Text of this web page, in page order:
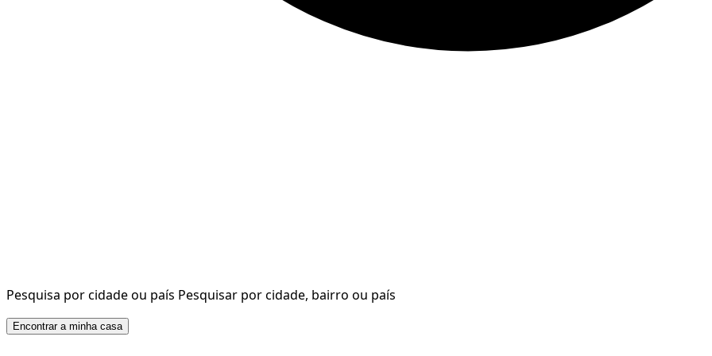
Pesquisa por cidade ou país Pesquisar por cidade, bairro ou país
Encontrar a minha casa